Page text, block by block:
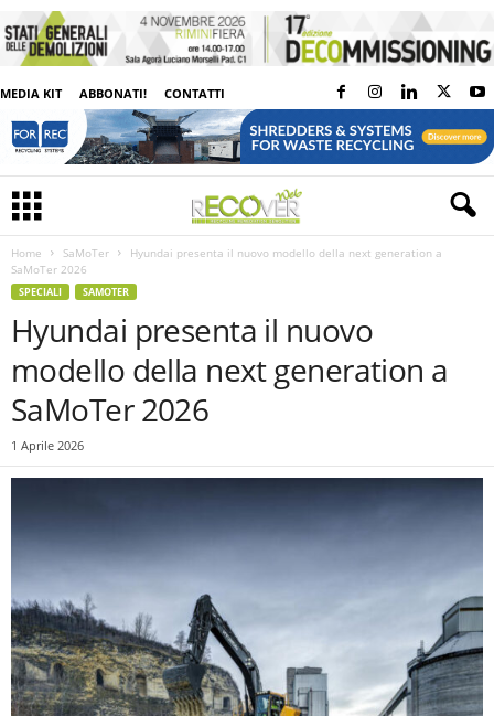
MEDIA KIT ABBONATI! CONTATTI
Home SaMoTer
Hyundai presenta il nuovo modello della next generation a
SaMoTer 2026
SPECIALI SAMOTER
Hyundai presenta il nuovo
modello della next generation a
SaMoTer 2026
1 Aprile 2026